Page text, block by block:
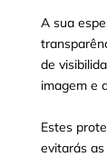
A sua
de
imagem e
Estes
evitarás